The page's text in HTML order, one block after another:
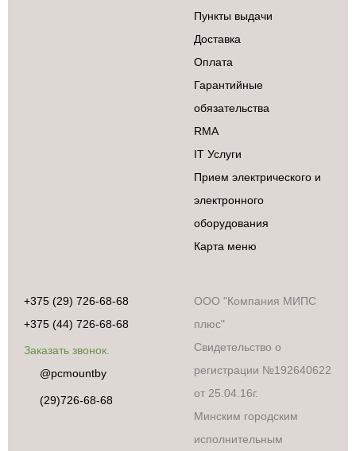
Пункты выдачи
Доставка
Оплата
Гарантийные
обязательства
RMA
IT Услуги
Прием электрического и
электронного
оборудования
Карта меню
+375 (29) 726-68-68
+375 (44) 726-68-68
Заказать звонок.
@pcmountby
(29)726-68-68
ООО "Компания МИПС
плюс"
Свидетельство о
регистрации №192640622
от 25.04.16г.
Минским городским
исполнительным